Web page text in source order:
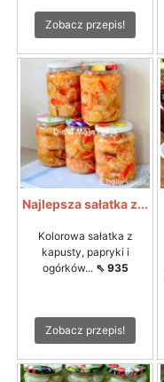
Zobacz przepis!
Najlepsza sałatka z...
Kolorowa sałatka z
kapusty, papryki i
ogórków... ⇖ 935
Zobacz przepis!